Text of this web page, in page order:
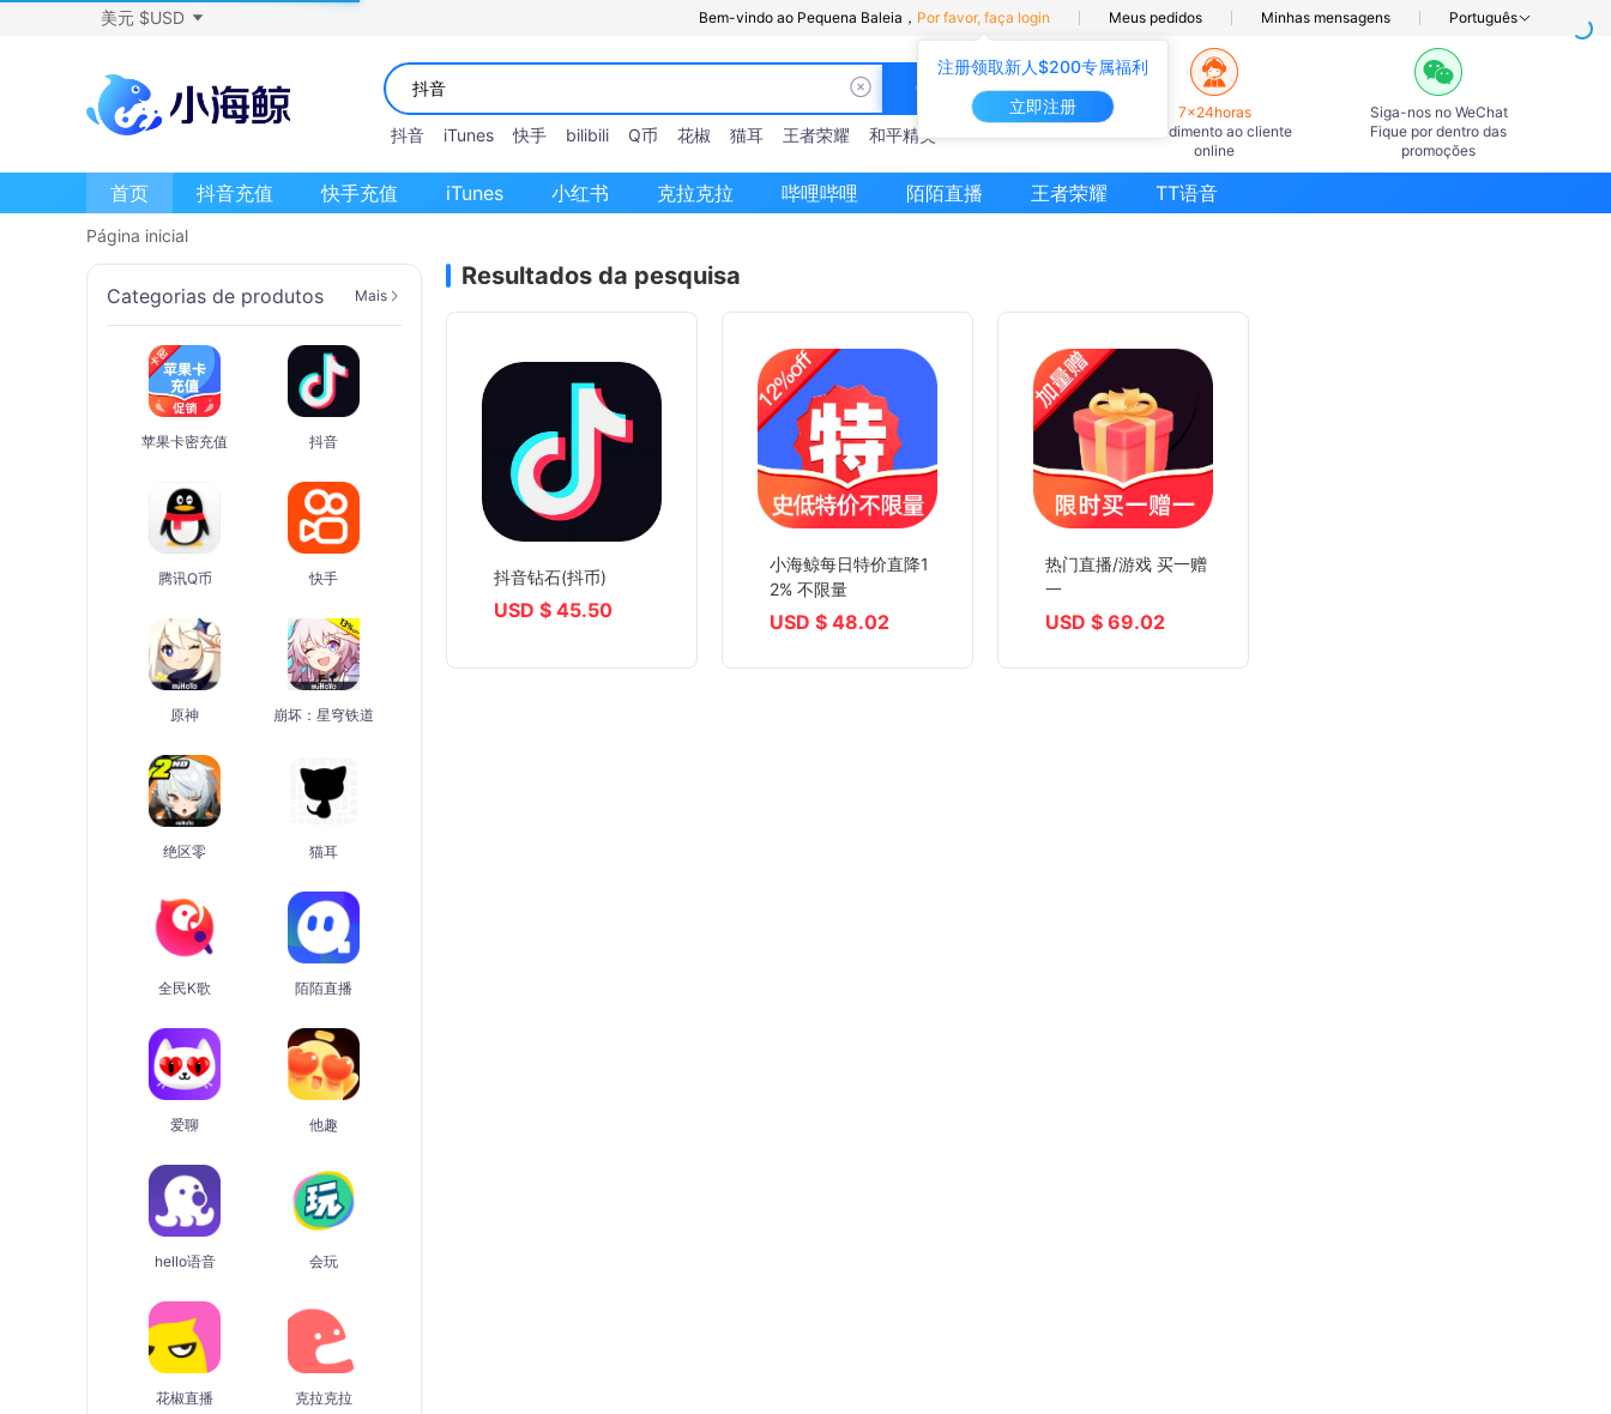
注册领取新人$200专属福利
立即注册
美元 $USD Bem-vindo ao Pequena Baleia， Por favor, faça login Meus pedidos Minhas mensagens Português
抖音 iTunes 快手 bilibili Q币 花椒 猫耳 王者荣耀 和平精英
7×24horas
Atendimento ao cliente
online
Siga-nos no WeChat
Fique por dentro das
promoções
首页 抖音充值 快手充值 iTunes 小红书 克拉克拉 哔哩哔哩 陌陌直播 王者荣耀 TT语音
Página inicial
Categorias de produtos Mais
苹果卡密充值 抖音
腾讯Q币 快手
原神 崩坏：星穹铁道
绝区零 猫耳
全民K歌 陌陌直播
爱聊 他趣
hello语音 会玩
花椒直播 克拉克拉
Resultados da pesquisa
抖音钻石(抖币)
USD $ 45.50
小海鲸每日特价直降1
2% 不限量
USD $ 48.02
热门直播/游戏 买一赠
一
USD $ 69.02